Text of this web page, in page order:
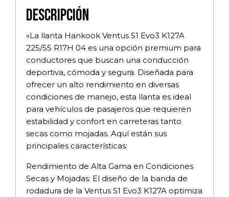
Descripción
«La llanta Hankook Ventus S1 Evo3 K127A
225/55 R17H 04 es una opción premium para
conductores que buscan una conducción
deportiva, cómoda y segura. Diseñada para
ofrecer un alto rendimiento en diversas
condiciones de manejo, esta llanta es ideal
para vehículos de pasajeros que requieren
estabilidad y confort en carreteras tanto
secas como mojadas. Aquí están sus
principales características:
Rendimiento de Alta Gama en Condiciones
Secas y Mojadas: El diseño de la banda de
rodadura de la Ventus S1 Evo3 K127A optimiza